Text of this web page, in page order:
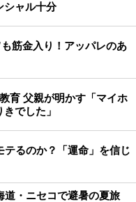
シャル十分
筋金入り！アッパレのあ
育 父親が明かす「マイホ
でした」
テるのか？「運命」を信じ
・ニセコで避暑の夏旅